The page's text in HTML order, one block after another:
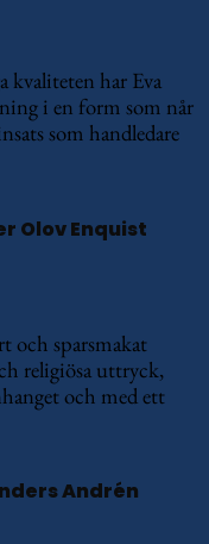
kvaliteten har Eva
i en form som når
som handledare
Olov Enquist
och sparsmakat
religiösa uttryck,
och med ett
Andrén